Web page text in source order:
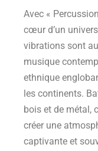
Avec «
cœur d’un
vibrations sont
musique
ethnique
les continents.
bois et de métal,
créer une
captivante et